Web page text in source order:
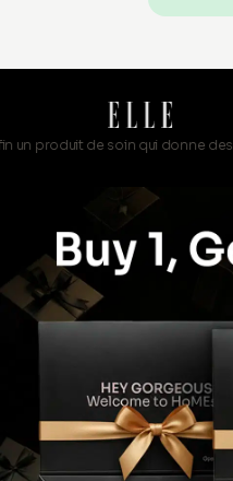
de soin qui donne des résultats !